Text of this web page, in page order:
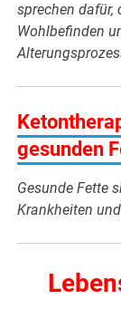
sprechen dafür,
Wohlbefinden
Keto
gesunden
Gesunde Fette
Krankheiten